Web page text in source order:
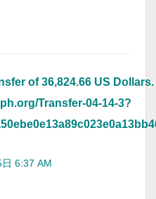
of 36,824.66 US Dollars.
Transfer-04-14-3?
6:37 AM